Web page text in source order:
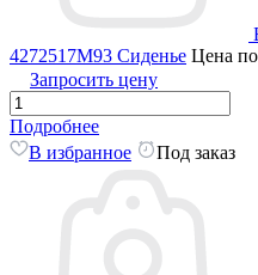
4272517M93 Сиденье Цена
Запросить цену
Подробнее
В избранное
Под заказ